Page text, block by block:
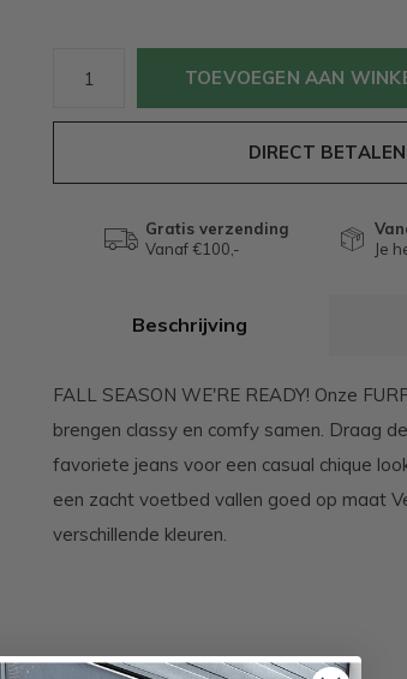
TOEVOEGEN AAN
DIRECT BETALEN
Gratis verzending
Vanaf €100,-
Je
Beschrijving
FALL SEASON WE'RE READY! Onze
brengen classy en comfy samen. Draag
favoriete jeans voor een casual chique
een zacht voetbed vallen goed op maat
verschillende kleuren.